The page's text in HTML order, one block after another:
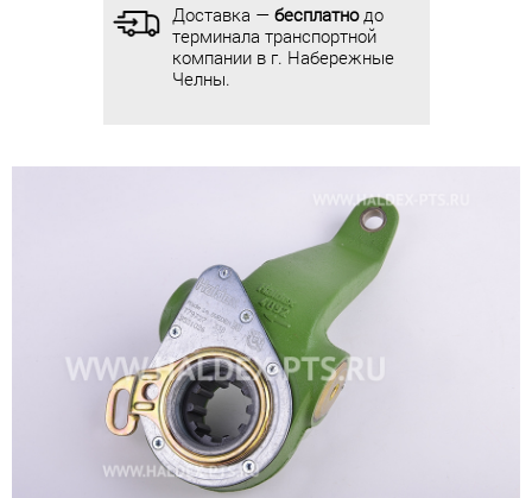
Доставка — бесплатнодо
терминала транспортной
компании в г. Набережные
Челны.
Доставка — бесплатнодо
терминала транспортной
компании в г. Набережные
Челны.